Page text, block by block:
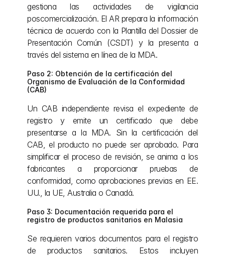
gestiona las actividades de vigilancia
poscomercialización. El AR prepara la información
técnica de acuerdo con la Plantilla del Dossier de
Presentación Común (CSDT) y la presenta a
través del sistema en línea de la MDA.
Paso 2: Obtención de la certificación del
Organismo de Evaluación de la Conformidad
(CAB)
Un CAB independiente revisa el expediente de
registro y emite un certificado que debe
presentarse a la MDA. Sin la certificación del
CAB, el producto no puede ser aprobado. Para
simplificar el proceso de revisión, se anima a los
fabricantes a proporcionar pruebas de
conformidad, como aprobaciones previas en EE.
UU., la UE, Australia o Canadá.
Paso 3: Documentación requerida para el
registro de productos sanitarios en Malasia
Se requieren varios documentos para el registro
de productos sanitarios. Estos incluyen